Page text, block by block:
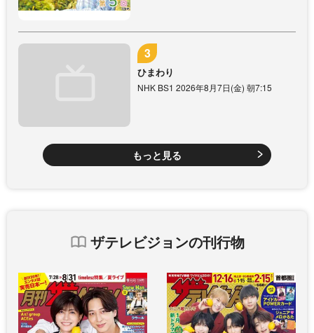
ひまわり
NHK BS1 2026年8月7日(金) 朝7:15
もっと見る
ザテレビジョンの刊行物